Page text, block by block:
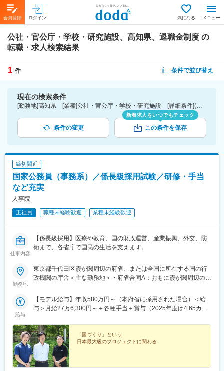
会員登録 ログイン 気になる メニュー
公社・官公庁・学校・研究施設、高知県、退職金制度 の
転職・求人検索結果
1 件 条件で並び替え
現在の検索条件
[勤務地]高知県 [業種]公社・官公庁・学校・研究施設 [詳細条件](待遇・福利厚生)退職金制度
条件の変更
新着求人をいつでもチェック
この条件を保存
締切間近
国家公務員（事務系）／係長級採用試験／研修・手当
など充実
人事院
正社員 職種未経験歓迎 業種未経験歓迎
仕事内容
【係長級採用】医療や教育、国の財政運営、産業振興、外交、防
衛まで、各省庁で国民の生活を支えます。
勤務地
東京都千代田区霞が関周辺の府省、または全国に所在する国の行
政機関の庁舎＜主な勤務地＞・府省合同A：おもに霞が関周辺の本
局、国税事務所）※職務により、全国および海外での活躍のチャン
スもあります※就業場所の変更の範囲：各府省の定める場所
給与
【モデル給与】年収580万円～（本府省に採用された場合）＜給
与＞月給27万6,300円～＋各種手当＋賞与（2025年度は4.65カ月
験年数と同程度の経験年数を有する国家公務員が受ける俸給月額
との均衡を考慮して決定します ※支給要件を満たした場合は、次
のような諸手当が支給されます。└地域手当、本府省業務調整手
当、通勤手当、住居手当、扶養手当、超過勤務手当 など※俸給月
額等は2026年４月１日現在の「一般職の職員の給与に関する法
「国づくり」という、
日本最大級のプロジェクトに関わる